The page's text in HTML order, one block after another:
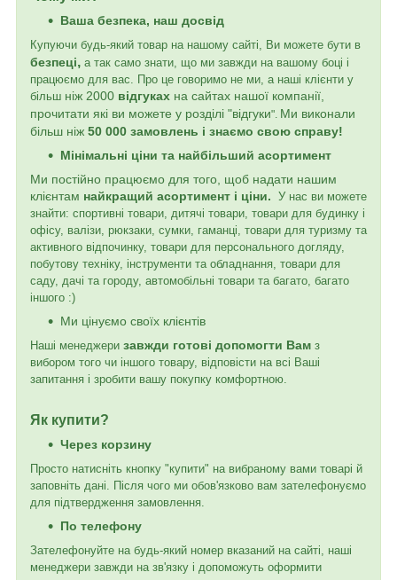
Ваша безпека, наш досвід
Купуючи будь-який товар на нашому сайті, Ви можете бути в
безпеці, а так само знати, що ми завжди на вашому боці і
працюємо для вас. Про це говоримо не ми, а наші клієнти у
більш ніж 2000 відгуках на сайтах нашої компанії,
прочитати які ви можете у розділі "відгуки". Ми виконали
більш ніж 50 000 замовлень і знаємо свою справу!
Мінімальні ціни та найбільший асортимент
Ми постійно працюємо для того, щоб надати нашим
клієнтам найкращий асортимент і ціни. У нас ви можете
знайти: спортивні товари, дитячі товари, товари для будинку і
офісу, валізи, рюкзаки, сумки, гаманці, товари для туризму та
активного відпочинку, товари для персонального догляду,
побутову техніку, інструменти та обладнання, товари для
саду, дачі та городу, автомобільні товари та багато, багато
іншого :)
Ми цінуємо своїх клієнтів
Наші менеджери завжди готові допомогти Вам з
вибором того чи іншого товару, відповісти на всі Ваші
запитання і зробити вашу покупку комфортною.
Як купити?
Через корзину
Просто натисніть кнопку "купити" на вибраному вами товарі й
заповніть дані. Після чого ми обов'язково вам зателефонуємо
для підтвердження замовлення.
По телефону
Зателефонуйте на будь-який номер вказаний на сайті, наші
менеджери завжди на зв'язку і допоможуть оформити